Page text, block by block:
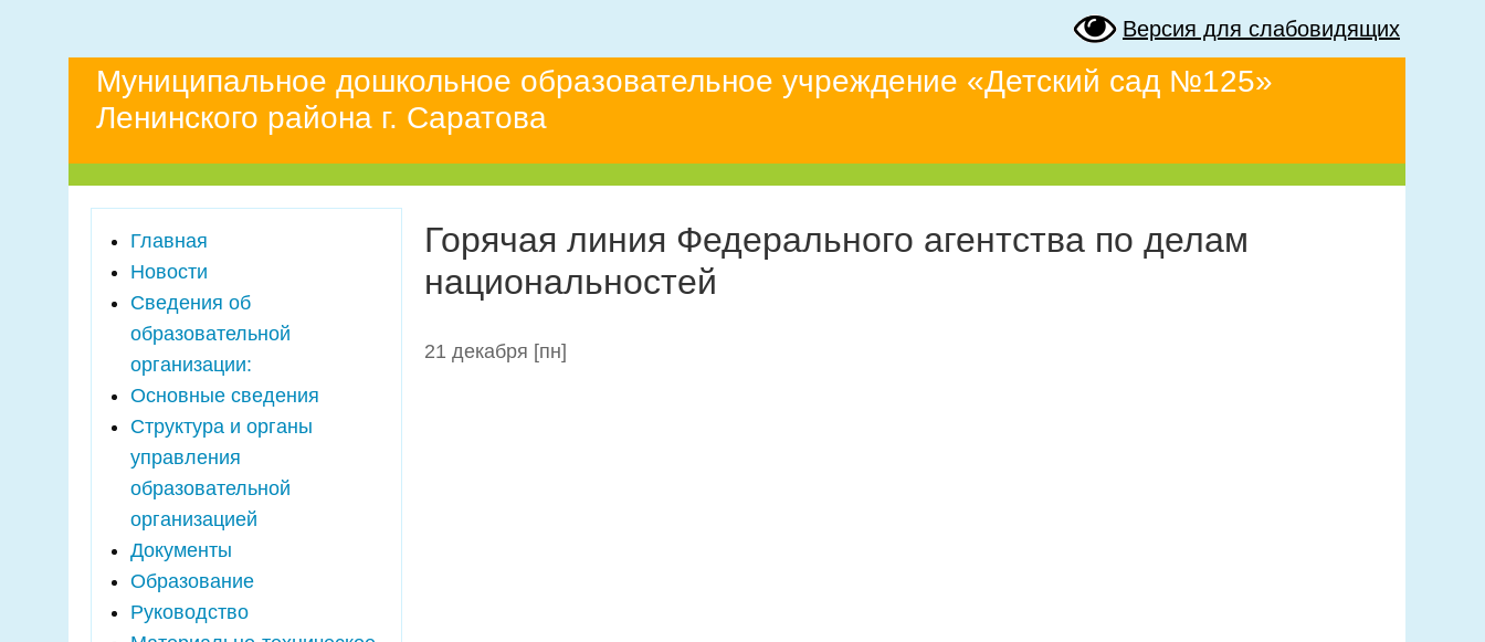
Версия для слабовидящих
Муниципальное дошкольное образовательное учреждение «Детский сад №125»
Ленинского района г. Саратова
Главная
Новости
Сведения об
образовательной
организации:
Основные сведения
Структура и органы
управления
образовательной
организацией
Документы
Образование
Руководство
Горячая линия Федерального агентства по делам
национальностей
21 декабря [пн]